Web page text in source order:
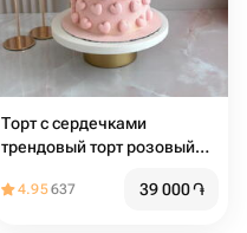
Торт с сердечками
трендовый торт розовый
на день рождения
4.95637 39 000֏